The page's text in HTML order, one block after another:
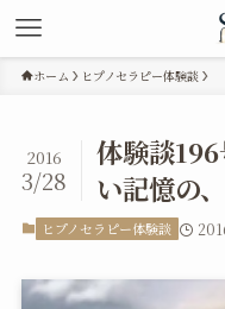
ホーム ヒプノセラピー体験談
体験談
い記憶の、
2016
3/28
ヒプノセラピー体験談